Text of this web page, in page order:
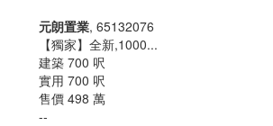
元朗置業, 65132076
【獨家】全新,1000...
建築 700 呎
實用 700 呎
售價 498 萬
--